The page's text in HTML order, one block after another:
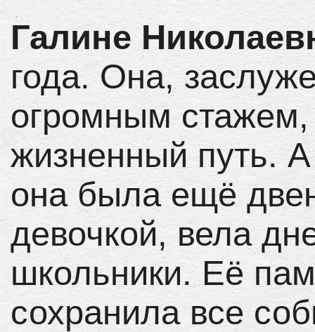
Галине
года. Она,
огромным
жизненный путь.
она была ещё
девочкой, вела
школьники. Её
сохранила все